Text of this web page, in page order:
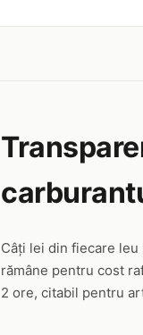
Câți lei din fiecare leu
rămâne pentru cost
2 ore, citabil pentru